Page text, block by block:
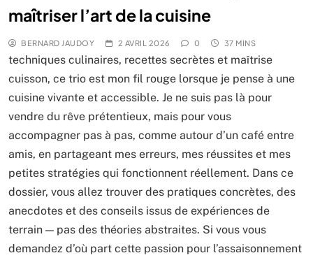
maîtriser l’art de la cuisine
BERNARD JAUDOY 2 AVRIL 2026 0 37 MINS
techniques culinaires, recettes secrètes et maîtrise
cuisson, ce trio est mon fil rouge lorsque je pense à une
cuisine vivante et accessible. Je ne suis pas là pour
vendre du rêve prétentieux, mais pour vous
accompagner pas à pas, comme autour d’un café entre
amis, en partageant mes erreurs, mes réussites et mes
petites stratégies qui fonctionnent réellement. Dans ce
dossier, vous allez trouver des pratiques concrètes, des
anecdotes et des conseils issus de expériences de
terrain — pas des théories abstraites. Si vous vous
demandez d’où part cette passion pour l’assaisonnement